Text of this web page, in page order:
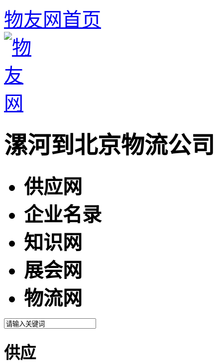
物友网首页
漯河到北京物流公司
供应网
企业名录
知识网
展会网
物流网
供应